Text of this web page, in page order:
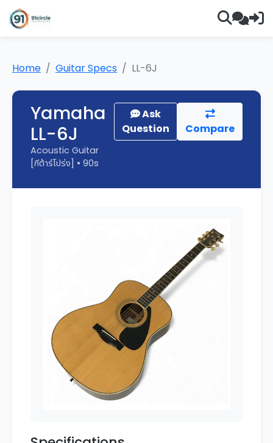
Home Guitar Specs LL-6J
Yamaha
LL-6J
Acoustic Guitar
[กีต้าร์โปร่ง] • 90s
Ask
Question
Compare